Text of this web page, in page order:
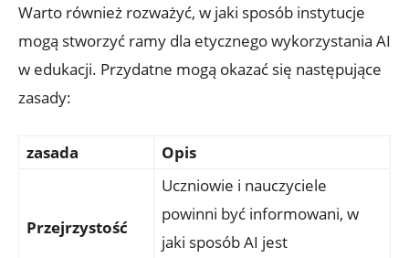
Warto również rozważyć, w jaki sposób instytucje
mogą stworzyć ramy dla etycznego wykorzystania AI
w edukacji. Przydatne mogą okazać się następujące
zasady:
zasada Opis
Przejrzystość
Uczniowie i nauczyciele
powinni być informowani, w
jaki sposób AI jest